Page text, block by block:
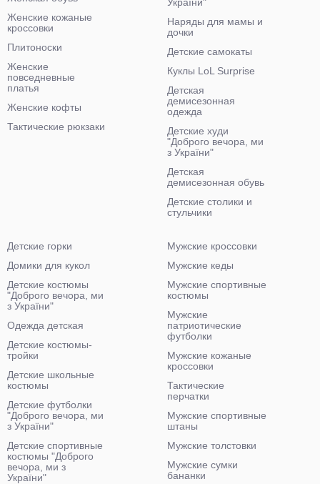
Женские кожаные
кроссовки
Плитоноски
Женские
повседневные
платья
Женские кофты
Тактические рюкзаки
Наряды для мамы и
дочки
Детские самокаты
Куклы LoL Surprise
Детская
демисезонная
одежда
Детские худи
"Доброго вечора, ми
з України"
Детская
демисезонная обувь
Детские столики и
стульчики
Детские горки
Домики для кукол
Детские костюмы
"Доброго вечора, ми
з України"
Одежда детская
Детские костюмы-
тройки
Детские школьные
костюмы
Детские футболки
"Доброго вечора, ми
з України"
Детские спортивные
костюмы "Доброго
вечора, ми з
України"
Мужские кроссовки
Мужские кеды
Мужские спортивные
костюмы
Мужские
патриотические
футболки
Мужские кожаные
кроссовки
Тактические
перчатки
Мужские спортивные
штаны
Мужские толстовки
Мужские сумки
бананки